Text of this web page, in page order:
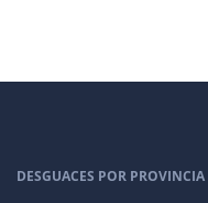
DESGUACES POR PROVINCIA